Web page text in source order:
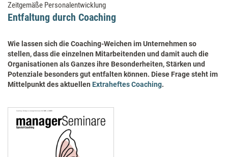
Zeitgemäße Personalentwicklung
Entfaltung durch Coaching
Wie lassen sich die Coaching-Weichen im Unternehmen so
stellen, dass die einzelnen Mitarbeitenden und damit auch die
Organisationen als Ganzes ihre Besonderheiten, Stärken und
Potenziale besonders gut entfalten können. Diese Frage steht im
Mittelpunkt des aktuellen Extraheftes Coaching.